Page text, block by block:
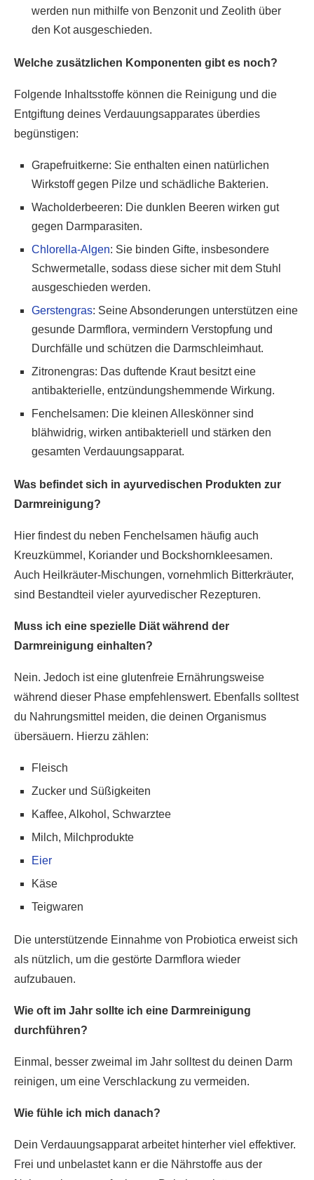
werden nun mithilfe von Benzonit und Zeolith über
den Kot ausgeschieden.
Welche zusätzlichen Komponenten gibt es noch?
Folgende Inhaltsstoffe können die Reinigung und die
Entgiftung deines Verdauungsapparates überdies
begünstigen:
Grapefruitkerne: Sie enthalten einen natürlichen
Wirkstoff gegen Pilze und schädliche Bakterien.
Wacholderbeeren: Die dunklen Beeren wirken gut
gegen Darmparasiten.
Chlorella-Algen: Sie binden Gifte, insbesondere
Schwermetalle, sodass diese sicher mit dem Stuhl
ausgeschieden werden.
Gerstengras: Seine Absonderungen unterstützen eine
gesunde Darmflora, vermindern Verstopfung und
Durchfälle und schützen die Darmschleimhaut.
Zitronengras: Das duftende Kraut besitzt eine
antibakterielle, entzündungshemmende Wirkung.
Fenchelsamen: Die kleinen Alleskönner sind
blähwidrig, wirken antibakteriell und stärken den
gesamten Verdauungsapparat.
Was befindet sich in ayurvedischen Produkten zur
Darmreinigung?
Hier findest du neben Fenchelsamen häufig auch
Kreuzkümmel, Koriander und Bockshornkleesamen.
Auch Heilkräuter-Mischungen, vornehmlich Bitterkräuter,
sind Bestandteil vieler ayurvedischer Rezepturen.
Muss ich eine spezielle Diät während der
Darmreinigung einhalten?
Nein. Jedoch ist eine glutenfreie Ernährungsweise
während dieser Phase empfehlenswert. Ebenfalls solltest
du Nahrungsmittel meiden, die deinen Organismus
übersäuern. Hierzu zählen:
Fleisch
Zucker und Süßigkeiten
Kaffee, Alkohol, Schwarztee
Milch, Milchprodukte
Eier
Käse
Teigwaren
Die unterstützende Einnahme von Probiotica erweist sich
als nützlich, um die gestörte Darmflora wieder
aufzubauen.
Wie oft im Jahr sollte ich eine Darmreinigung
durchführen?
Einmal, besser zweimal im Jahr solltest du deinen Darm
reinigen, um eine Verschlackung zu vermeiden.
Wie fühle ich mich danach?
Dein Verdauungsapparat arbeitet hinterher viel effektiver.
Frei und unbelastet kann er die Nährstoffe aus der